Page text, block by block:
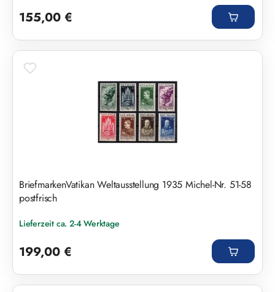
155,00 €
BriefmarkenVatikan Weltausstellung 1935 Michel-Nr. 51-58
postfrisch
Lieferzeit ca. 2-4 Werktage
199,00 €